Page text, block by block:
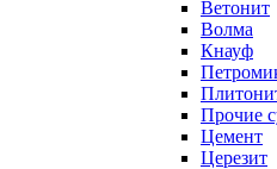
Ветонит
Волма
Кнауф
Прочие
Цемент
Церезит